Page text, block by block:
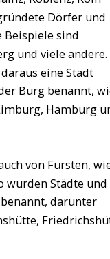
Dörfer und
Beispiele sind
und viele andere.
eine Stadt
Burg benannt,
Hamburg
von Fürsten,
wurden Städte und
darunter